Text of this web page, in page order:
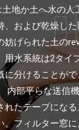
地か土へ水の
、および乾燥し
妨げられた土の
用水系統は2タイ
に分けることが
内部平らな送信
れたテープにな
。フィルター窓